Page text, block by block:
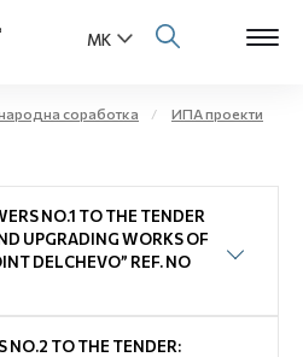
соработка
ИПА проекти
NO.1 TO THE TENDER
UPGRADING WORKS OF
DELCHEVO” REF. NO
NO.2 TO THE TENDER: